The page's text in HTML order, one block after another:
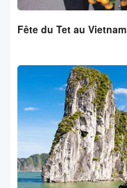
Fête du Tet au Vietnam